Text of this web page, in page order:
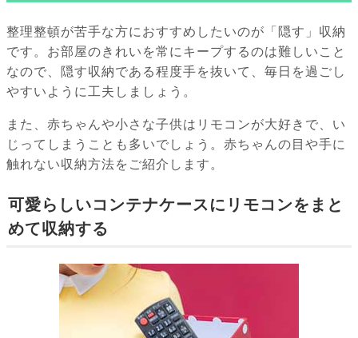
整理整頓が苦手な方におすすめしたいのが「隠す」収納
です。お部屋のきれいを常にキープするのは難しいこと
なので、隠す収納である程度手を抜いて、毎日を過ごし
やすいように工夫しましょう。
また、赤ちゃんや小さな子供はリモコンが大好きで、い
じってしまうことも多いでしょう。赤ちゃんの目や手に
触れない収納方法をご紹介します。
可愛らしいコンテナケースにリモコンをまと
めて収納する